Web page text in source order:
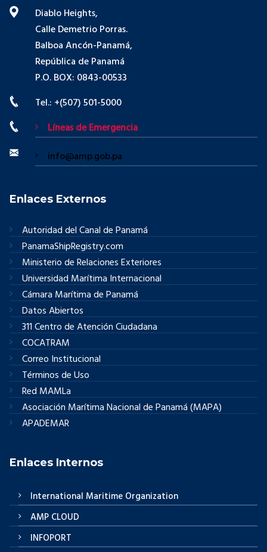
Diablo Heights,
Calle Demetrio Porras.
Balboa Ancón-Panamá,
República de Panamá
P.O. BOX: 0843-00533
Tel.: +(507) 501-5000
Líneas de Emergencia
info@amp.gob.pa
Enlaces Externos
Autoridad del Canal de Panamá
PanamaShipRegistry.com
Ministerio de Relaciones Exteriores
Universidad Marítima Internacional
Cámara Marítima de Panamá
Datos Abiertos
311 Centro de Atención Ciudadana
COCATRAM
Correo Institucional
Términos de Uso
Red MAMLa
Asociación Marítima Nacional de Panamá (MAPA)
APADEMAR
Enlaces Internos
International Maritime Organization
AMP CLOUD
INFOPORT